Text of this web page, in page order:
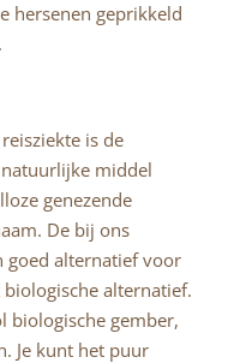
hersenen geprikkeld
is de
middel
genezende
De bij ons
goed alternatief voor
biologische alternatief.
biologische gember,
Je kunt het puur